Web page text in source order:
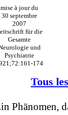
mise à jour du
30 septembre
2007
für die
Gesamte
und
Psychiatrie
174
Tous
Phänomen,